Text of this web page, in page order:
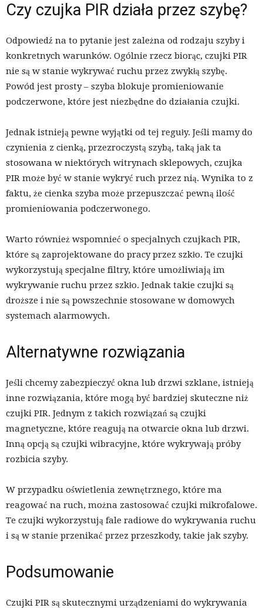
Czy czujka PIR działa przez szybę?
Odpowiedź na to pytanie jest zależna od rodzaju szyby i
konkretnych warunków. Ogólnie rzecz biorąc, czujki PIR
nie są w stanie wykrywać ruchu przez zwykłą szybę.
Powód jest prosty – szyba blokuje promieniowanie
podczerwone, które jest niezbędne do działania czujki.
Jednak istnieją pewne wyjątki od tej reguły. Jeśli mamy do
czynienia z cienką, przezroczystą szybą, taką jak ta
stosowana w niektórych witrynach sklepowych, czujka
PIR może być w stanie wykryć ruch przez nią. Wynika to z
faktu, że cienka szyba może przepuszczać pewną ilość
promieniowania podczerwonego.
Warto również wspomnieć o specjalnych czujkach PIR,
które są zaprojektowane do pracy przez szkło. Te czujki
wykorzystują specjalne filtry, które umożliwiają im
wykrywanie ruchu przez szkło. Jednak takie czujki są
droższe i nie są powszechnie stosowane w domowych
systemach alarmowych.
Alternatywne rozwiązania
Jeśli chcemy zabezpieczyć okna lub drzwi szklane, istnieją
inne rozwiązania, które mogą być bardziej skuteczne niż
czujki PIR. Jednym z takich rozwiązań są czujki
magnetyczne, które reagują na otwarcie okna lub drzwi.
Inną opcją są czujki wibracyjne, które wykrywają próby
rozbicia szyby.
W przypadku oświetlenia zewnętrznego, które ma
reagować na ruch, można zastosować czujki mikrofalowe.
Te czujki wykorzystują fale radiowe do wykrywania ruchu
i są w stanie przenikać przez przeszkody, takie jak szyby.
Podsumowanie
Czujki PIR są skutecznymi urządzeniami do wykrywania